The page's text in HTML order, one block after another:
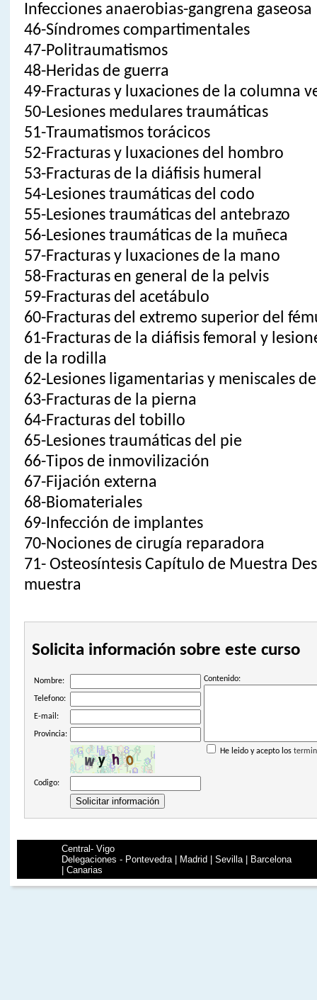
Infecciones anaerobias-gangrena gaseosa
46-Síndromes compartimentales
47-Politraumatismos
48-Heridas de guerra
49-Fracturas y luxaciones de la columna
50-Lesiones medulares traumáticas
51-Traumatismos torácicos
52-Fracturas y luxaciones del hombro
53-Fracturas de la diáfisis humeral
54-Lesiones traumáticas del codo
55-Lesiones traumáticas del antebrazo
56-Lesiones traumáticas de la muñeca
57-Fracturas y luxaciones de la mano
58-Fracturas en general de la pelvis
59-Fracturas del acetábulo
60-Fracturas del extremo superior del
61-Fracturas de la diáfisis femoral y
de la rodilla
62-Lesiones ligamentarias y meniscales
63-Fracturas de la pierna
64-Fracturas del tobillo
65-Lesiones traumáticas del pie
66-Tipos de inmovilización
67-Fijación externa
68-Biomateriales
69-Infección de implantes
70-Nociones de cirugía reparadora
71- Osteosíntesis Capítulo de Muestra
muestra
Solicita información sobre este curso
Nombre: Contenido:
He leido y acepto los
Telefono:
E-mail:
Provincia:
Codigo:
Central- Vigo
Delegaciones - Pontevedra | Madrid | Sevilla | Barcelona
| Canarias